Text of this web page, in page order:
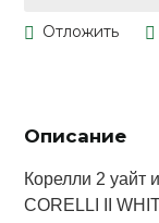
Описание
Корелли 2 уайт
CORELLI II